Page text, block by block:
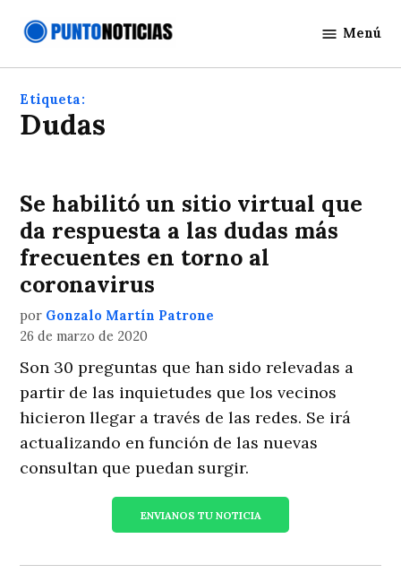
Noticias
Menú
Etiqueta:
Dudas
Se habilitó un sitio virtual que
da respuesta a las dudas más
frecuentes en torno al
coronavirus
por Gonzalo Martín Patrone
26 de marzo de 2020
Son 30 preguntas que han sido relevadas a
partir de las inquietudes que los vecinos
hicieron llegar a través de las redes. Se irá
actualizando en función de las nuevas
consultan que puedan surgir.
ENVIANOS TU NOTICIA